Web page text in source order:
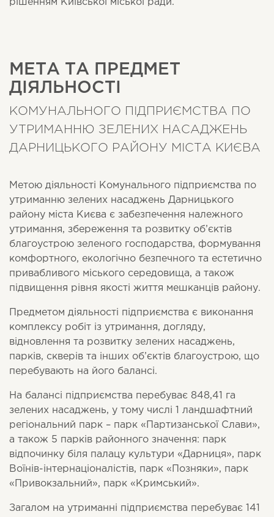
рішенням Київської міської ради.
МЕТА ТА ПРЕДМЕТ
ДІЯЛЬНОСТІ
КОМУНАЛЬНОГО ПІДПРИЄМСТВА ПО
УТРИМАННЮ ЗЕЛЕНИХ НАСАДЖЕНЬ
ДАРНИЦЬКОГО РАЙОНУ МІСТА КИЄВА
Метою діяльності Комунального підприємства по
утриманню зелених насаджень Дарницького
району міста Києва є забезпечення належного
утримання, збереження та розвитку об’єктів
благоустрою зеленого господарства, формування
комфортного, екологічно безпечного та естетично
привабливого міського середовища, а також
підвищення рівня якості життя мешканців району.
Предметом діяльності підприємства є виконання
комплексу робіт із утримання, догляду,
відновлення та розвитку зелених насаджень,
парків, скверів та інших об’єктів благоустрою, що
перебувають на його балансі.
На балансі підприємства перебуває 848,41 га
зелених насаджень, у тому числі 1 ландшафтний
регіональний парк – парк «Партизанської Слави»,
а також 5 парків районного значення: парк
відпочинку біля палацу культури «Дарниця», парк
Воїнів-інтернаціоналістів, парк «Позняки», парк
«Привокзальний», парк «Кримський».
Загалом на утриманні підприємства перебуває 141